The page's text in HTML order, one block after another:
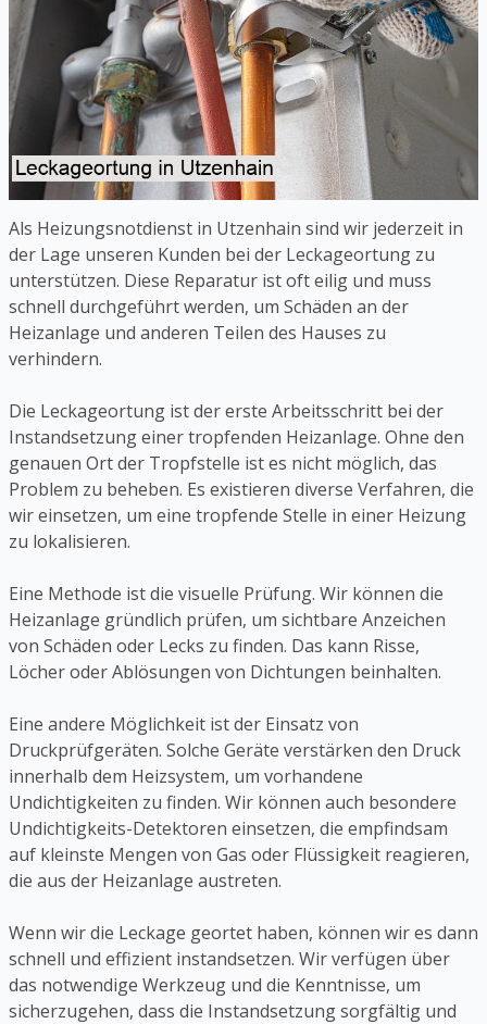
Als Heizungsnotdienst in Utzenhain sind wir jederzeit in
der Lage unseren Kunden bei der Leckageortung zu
unterstützen. Diese Reparatur ist oft eilig und muss
schnell durchgeführt werden, um Schäden an der
Heizanlage und anderen Teilen des Hauses zu
verhindern.
Die Leckageortung ist der erste Arbeitsschritt bei der
Instandsetzung einer tropfenden Heizanlage. Ohne den
genauen Ort der Tropfstelle ist es nicht möglich, das
Problem zu beheben. Es existieren diverse Verfahren, die
wir einsetzen, um eine tropfende Stelle in einer Heizung
zu lokalisieren.
Eine Methode ist die visuelle Prüfung. Wir können die
Heizanlage gründlich prüfen, um sichtbare Anzeichen
von Schäden oder Lecks zu finden. Das kann Risse,
Löcher oder Ablösungen von Dichtungen beinhalten.
Eine andere Möglichkeit ist der Einsatz von
Druckprüfgeräten. Solche Geräte verstärken den Druck
innerhalb dem Heizsystem, um vorhandene
Undichtigkeiten zu finden. Wir können auch besondere
Undichtigkeits-Detektoren einsetzen, die empfindsam
auf kleinste Mengen von Gas oder Flüssigkeit reagieren,
die aus der Heizanlage austreten.
Wenn wir die Leckage geortet haben, können wir es dann
schnell und effizient instandsetzen. Wir verfügen über
das notwendige Werkzeug und die Kenntnisse, um
sicherzugehen, dass die Instandsetzung sorgfältig und